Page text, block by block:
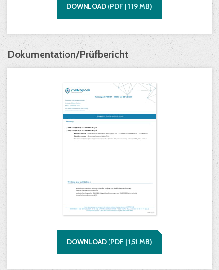
DOWNLOAD (PDF |1,19MB)
Dokumentation/Prüfbericht
DOWNLOAD (PDF |1,51 MB)